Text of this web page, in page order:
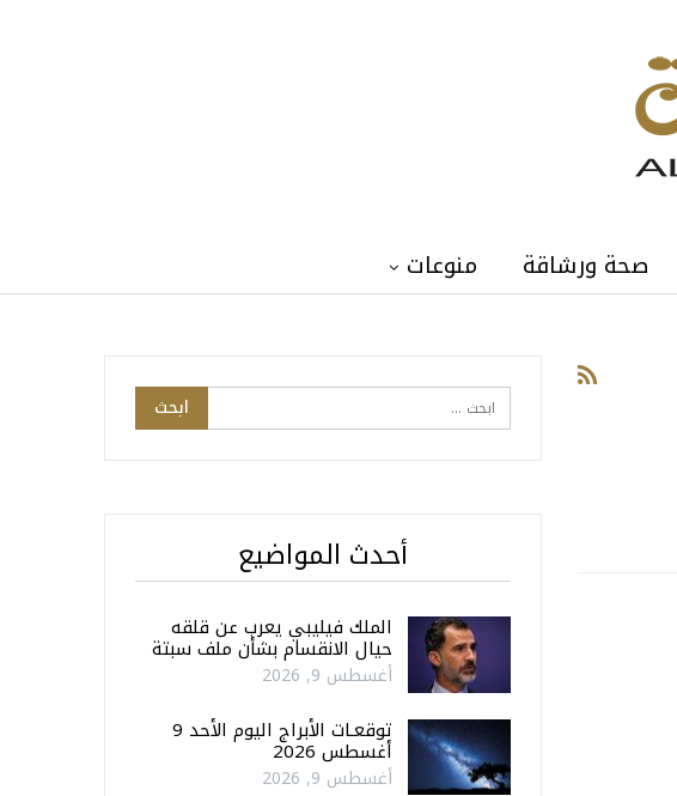
صحة ورشاقة منوعات
أحدث المواضيع
الملك فيليبي يعرب عن قلقه
حيال الانقسام بشأن ملف سبتة
أغسطس 9, 2026
توقعـات الأبراج اليوم الأحد 9
أغسطس 2026
أغسطس 9, 2026